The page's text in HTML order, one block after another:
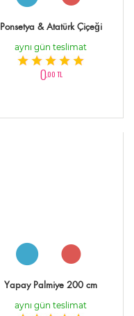
Ponsetya & Atatürk Çiçeği
aynı gün teslimat
0,00 TL
Yapay Palmiye 200 cm
aynı gün teslimat